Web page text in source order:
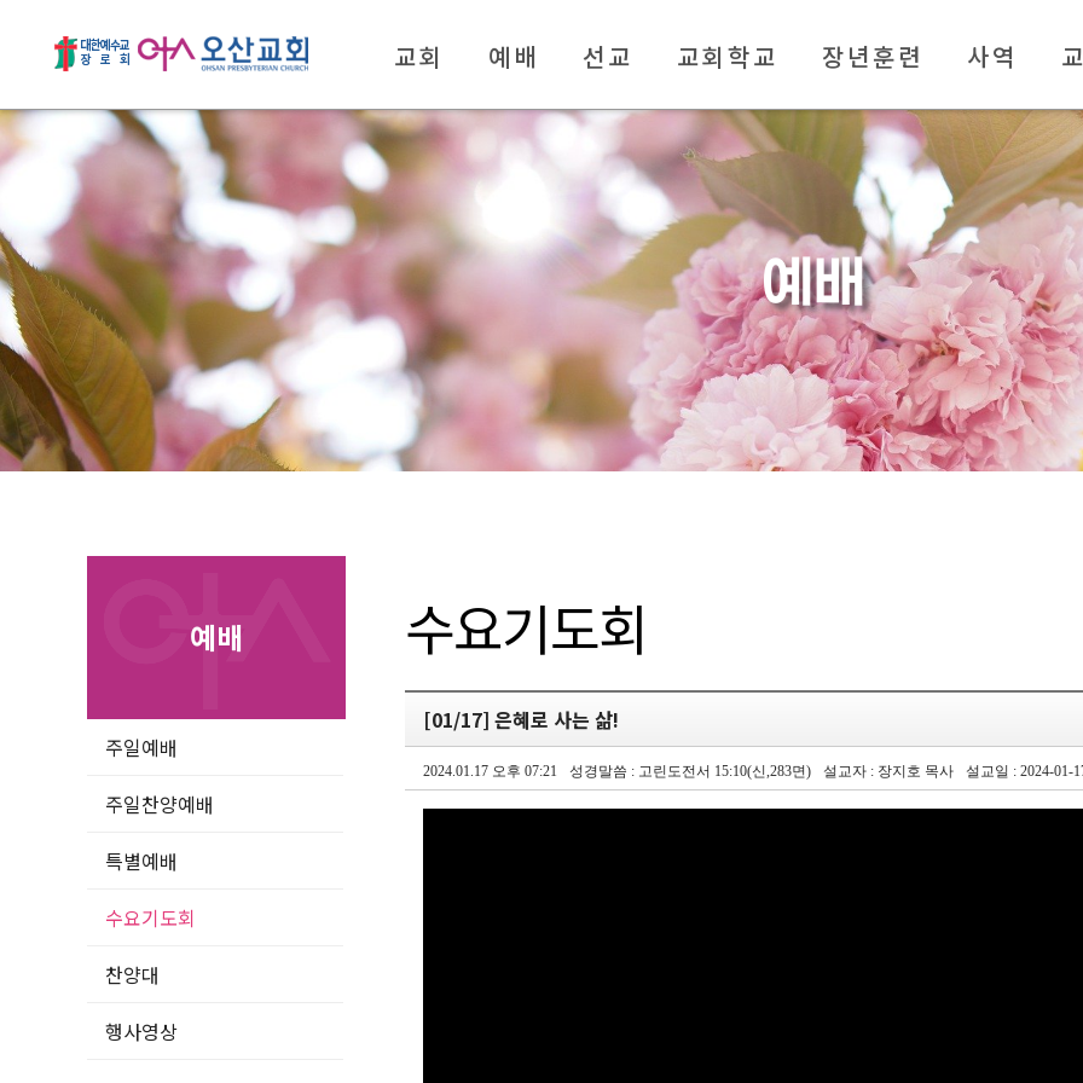
교회 예배 선교 교회학교 장년훈련 사역
예배
예배
주일예배
주일찬양예배
특별예배
수요기도회
찬양대
행사영상
수요기도회
[01/17] 은혜로 사는 삶!
2024.01.17 오후 07:21 성경말씀 : 고린도전서 15:10(신,283면) 설교자 : 장지호 목사 설교일 : 2024-01-